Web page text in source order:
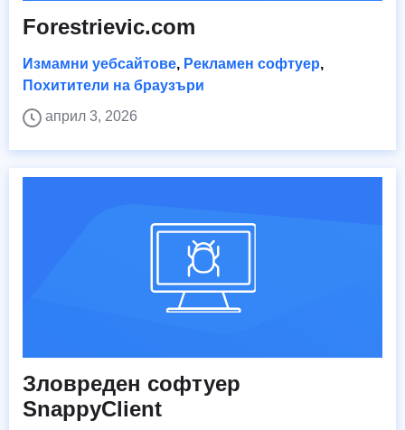
Forestrievic.com
Измамни уебсайтове, Рекламен софтуер,
Похитители на браузъри
април 3, 2026
Зловреден софтуер
SnappyClient